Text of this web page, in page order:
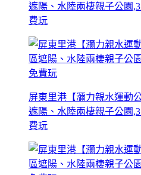
遮陽、水陸兩棲親子公園
費玩
屏東里港【瀰力親水運動
遮陽、水陸兩棲親子公園
費玩